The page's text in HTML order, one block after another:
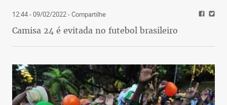
12:44 - 09/02/2022- Compartilhe
Camisa 24 é evitada no futebol brasileiro